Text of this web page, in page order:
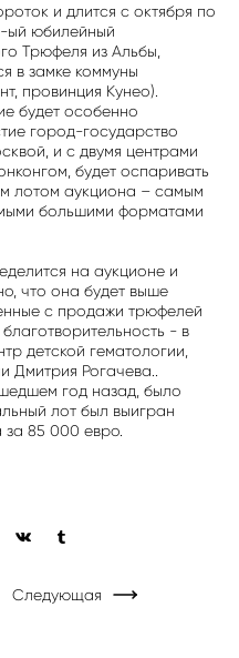
и длится с октября по
ый юбилейный
Трюфеля из Альбы,
в замке коммуны
провинция Кунео).
будет особенно
город-государство
и с двумя центрами
будет оспаривать
лотом аукциона – самым
большими форматами
на аукционе и
что она будет выше
с продажи трюфелей
- в
детской гематологии,
Дмитрия Рогачева..
год назад, было
лот был выигран
за 85 000 евро.
Следующая